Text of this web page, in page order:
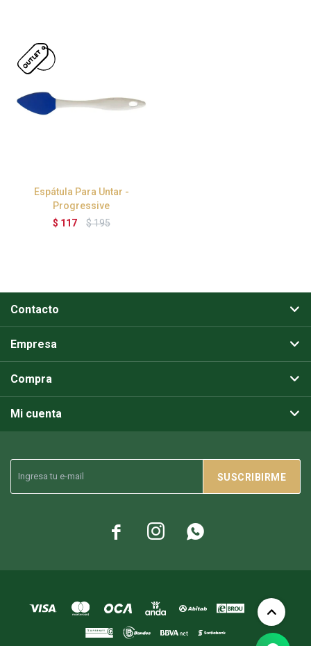
Espátula Para Untar -
Progressive
$ 117 $195
SUSCRIBIRME
  
Contacto
Empresa
Compra
Mi cuenta